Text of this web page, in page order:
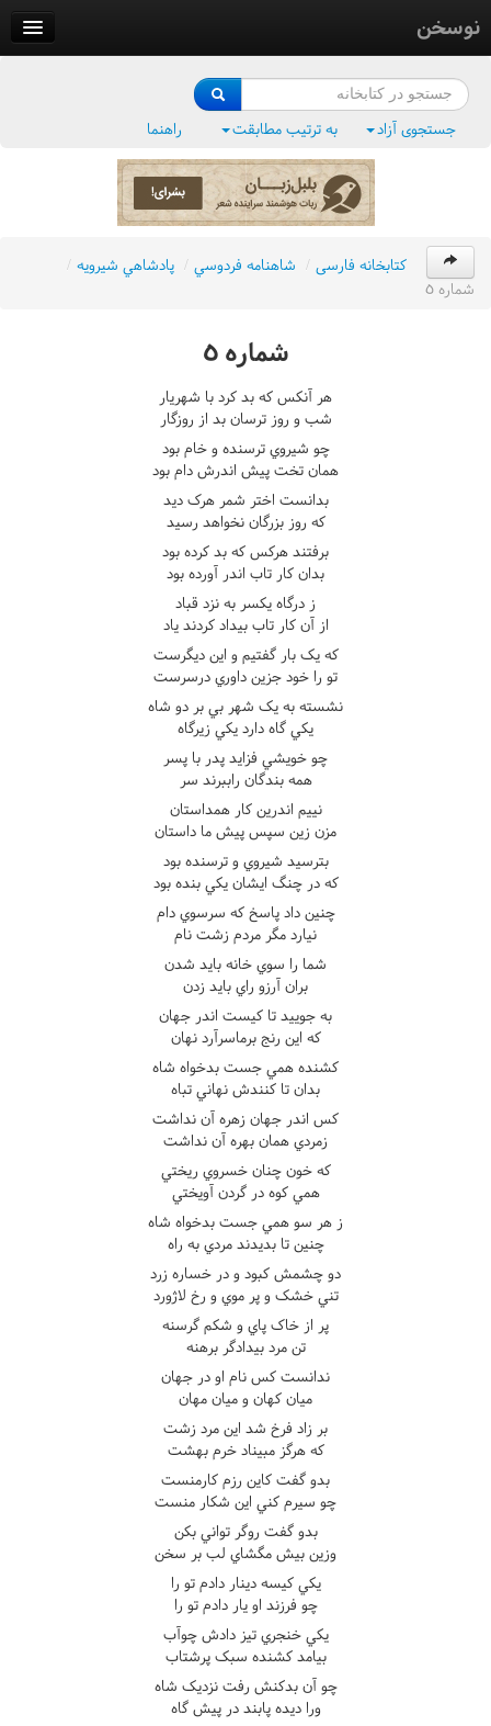
نوسخن
فرهنگ واژگان
جستجوی آزاد به ترتیب مطابقت راهنما
کتابخانه فارسی / شاهنامه فردوسي / پادشاهي شيرويه /
شماره ٥
شماره ٥
هر آنکس که بد کرد با شهريار
شب و روز ترسان بد از روزگار
چو شيروي ترسنده و خام بود
همان تخت پيش اندرش دام بود
بدانست اختر شمر هرک ديد
که روز بزرگان نخواهد رسيد
برفتند هرکس که بد کرده بود
بدان کار تاب اندر آورده بود
ز درگاه يکسر به نزد قباد
از آن کار تاب بيداد کردند ياد
که يک بار گفتيم و اين ديگرست
تو را خود جزين داوري درسرست
نشسته به يک شهر بي بر دو شاه
يکي گاه دارد يکي زيرگاه
چو خويشي فزايد پدر با پسر
همه بندگان راببرند سر
نييم اندرين کار همداستان
مزن زين سپس پيش ما داستان
بترسيد شيروي و ترسنده بود
که در چنگ ايشان يکي بنده بود
چنين داد پاسخ که سرسوي دام
نيارد مگر مردم زشت نام
شما را سوي خانه بايد شدن
بران آرزو راي بايد زدن
به جوييد تا کيست اندر جهان
که اين رنج برماسرآرد نهان
کشنده همي جست بدخواه شاه
بدان تا کنندش نهاني تباه
کس اندر جهان زهره آن نداشت
زمردي همان بهره آن نداشت
که خون چنان خسروي ريختي
همي کوه در گردن آويختي
ز هر سو همي جست بدخواه شاه
چنين تا بديدند مردي به راه
دو چشمش کبود و در خساره زرد
تني خشک و پر موي و رخ لاژورد
پر از خاک پاي و شکم گرسنه
تن مرد بيدادگر برهنه
ندانست کس نام او در جهان
ميان کهان و ميان مهان
بر زاد فرخ شد اين مرد زشت
که هرگز مبيناد خرم بهشت
بدو گفت کاين رزم کارمنست
چو سيرم کني اين شکار منست
بدو گفت روگر تواني بکن
وزين بيش مگشاي لب بر سخن
يکي کيسه دينار دادم تو را
چو فرزند او يار دادم تو را
يکي خنجري تيز دادش چوآب
بيامد کشنده سبک پرشتاب
چو آن بدکنش رفت نزديک شاه
ورا ديده پابند در پيش گاه